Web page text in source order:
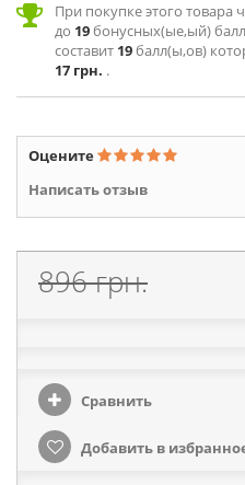
При покупке этого товара
до 19бонусных(ые,ый)
составит 19балл(ы,ов)
17 грн. .
Оцените
Написать отзыв
896 грн.
Сравнить
Добавить в